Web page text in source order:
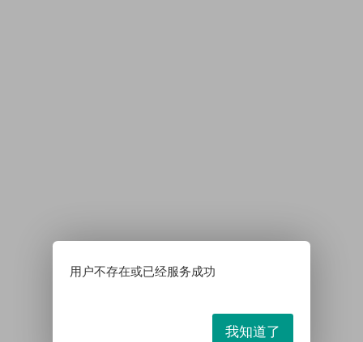
用户不存在或已经服务成功
我知道了